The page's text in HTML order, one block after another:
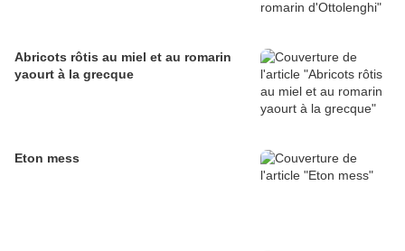
Abricots rôtis au miel et au romarin
yaourt à la grecque
Eton mess